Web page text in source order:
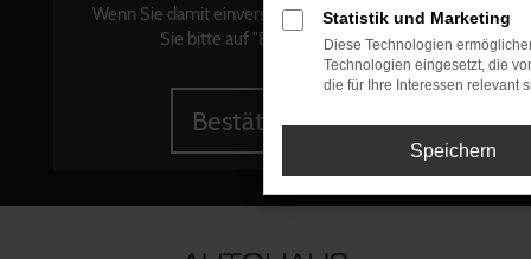
Wenn Sie damit einverstanden sind, klicken
Sie bitte auf "Bestätigen".
Bestätigen
Statistik und Marketing
Diese Technologien
Technologien eingesetzt, die
die für Ihre Interessen relevant
Speichern